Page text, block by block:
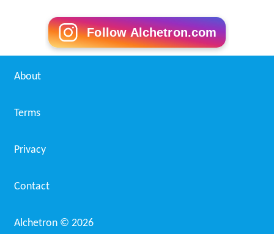
Follow Alchetron.com
About
Terms
Privacy
Contact
Alchetron © 2026